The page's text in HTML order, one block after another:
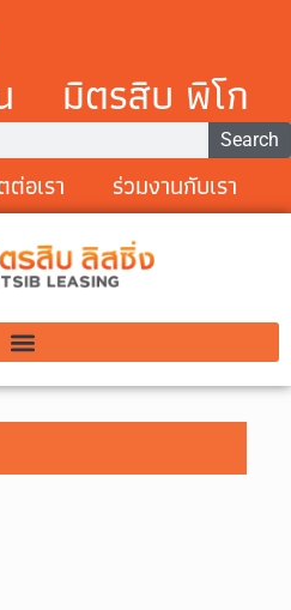
มิตรสิบ พิโก
Search
อเรา ร่วมงานกับเรา